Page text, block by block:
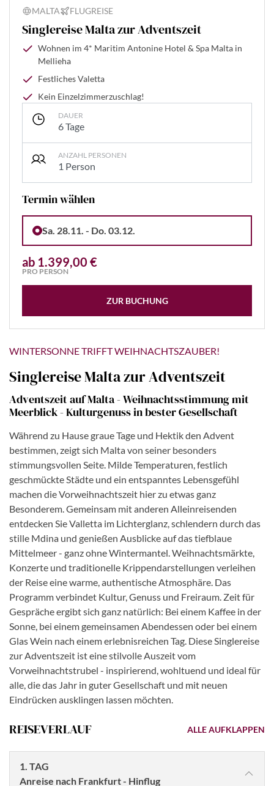
MALTA FLUGREISE
Singlereise Malta zur Adventszeit
Wohnen im 4* Maritim Antonine Hotel & Spa Malta in
Mellieha
Festliches Valetta
Kein Einzelzimmerzuschlag!
DAUER
6 Tage
ANZAHL PERSONEN
1 Person
Termin wählen
Sa. 28.11. - Do. 03.12.
ab 1.399,00 €
PRO PERSON
ZUR BUCHUNG
WINTERSONNE TRIFFT WEIHNACHTSZAUBER!
Singlereise Malta zur Adventszeit
Adventszeit auf Malta - Weihnachtsstimmung mit
Meerblick - Kulturgenuss in bester Gesellschaft
Während zu Hause graue Tage und Hektik den Advent
bestimmen, zeigt sich Malta von seiner besonders
stimmungsvollen Seite. Milde Temperaturen, festlich
geschmückte Städte und ein entspanntes Lebensgefühl
machen die Vorweihnachtszeit hier zu etwas ganz
Besonderem. Gemeinsam mit anderen Alleinreisenden
entdecken Sie Valletta im Lichterglanz, schlendern durch das
stille Mdina und genießen Ausblicke auf das tiefblaue
Mittelmeer - ganz ohne Wintermantel. Weihnachtsmärkte,
Konzerte und traditionelle Krippendarstellungen verleihen
der Reise eine warme, authentische Atmosphäre. Das
Programm verbindet Kultur, Genuss und Freiraum. Zeit für
Gespräche ergibt sich ganz natürlich: Bei einem Kaffee in der
Sonne, bei einem gemeinsamen Abendessen oder bei einem
Glas Wein nach einem erlebnisreichen Tag. Diese Singlereise
zur Adventszeit ist eine stilvolle Auszeit vom
Vorweihnachtstrubel - inspirierend, wohltuend und ideal für
alle, die das Jahr in guter Gesellschaft und mit neuen
Eindrücken ausklingen lassen möchten.
REISEVERLAUF ALLE AUFKLAPPEN
1. TAG
Anreise nach Frankfurt - Hinflug